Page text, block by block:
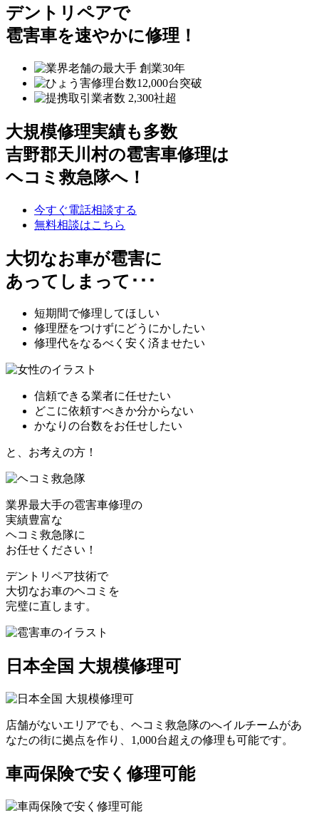
デントリペアで
雹害車を速やかに修理！
大規模修理実績も多数
吉野郡天川村の雹害車修理は
ヘコミ救急隊へ！
今すぐ電話相談する
無料相談はこちら
大切なお車が雹害に
あってしまって･･･
短期間で修理してほしい
修理歴をつけずにどうにかしたい
修理代をなるべく安く済ませたい
信頼できる業者に任せたい
どこに依頼すべきか分からない
かなりの台数をお任せしたい
と、お考えの方！
業界最大手の雹害車修理の
実績豊富な
ヘコミ救急隊に
お任せください！
デントリペア技術で
大切なお車のヘコミを
完璧に直します。
日本全国 大規模修理可
店舗がないエリアでも、ヘコミ救急隊のへイルチームがあ
なたの街に拠点を作り、1,000台超えの修理も可能です。
車両保険で安く修理可能